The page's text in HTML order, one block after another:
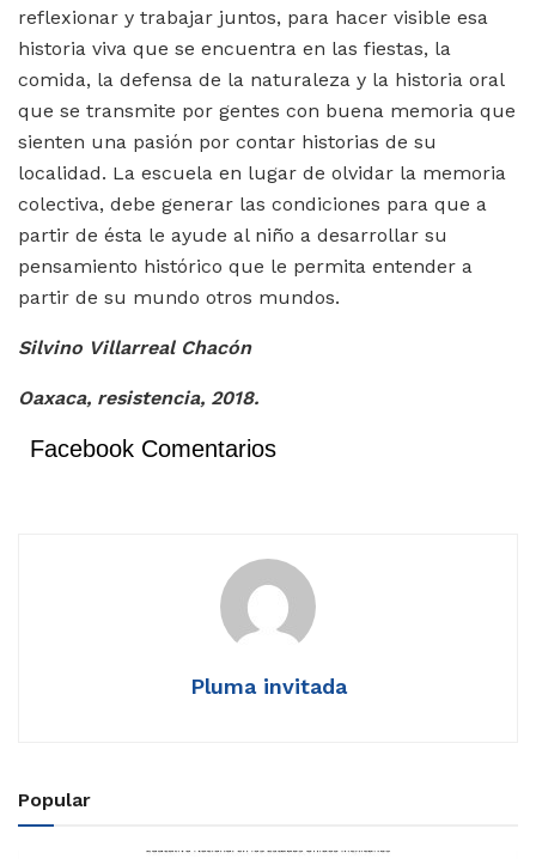
reflexionar y trabajar juntos, para hacer visible esa
historia viva que se encuentra en las fiestas, la
comida, la defensa de la naturaleza y la historia oral
que se transmite por gentes con buena memoria que
sienten una pasión por contar historias de su
localidad. La escuela en lugar de olvidar la memoria
colectiva, debe generar las condiciones para que a
partir de ésta le ayude al niño a desarrollar su
pensamiento histórico que le permita entender a
partir de su mundo otros mundos.
Silvino Villarreal Chacón
Oaxaca, resistencia, 2018.
Facebook Comentarios
Pluma invitada
Popular